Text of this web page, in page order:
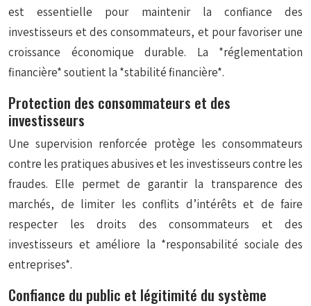
est essentielle pour maintenir la confiance des
investisseurs et des consommateurs, et pour favoriser une
croissance économique durable. La *réglementation
financière* soutient la *stabilité financière*.
Protection des consommateurs et des
investisseurs
Une supervision renforcée protège les consommateurs
contre les pratiques abusives et les investisseurs contre les
fraudes. Elle permet de garantir la transparence des
marchés, de limiter les conflits d’intérêts et de faire
respecter les droits des consommateurs et des
investisseurs et améliore la *responsabilité sociale des
entreprises*.
Confiance du public et légitimité du système